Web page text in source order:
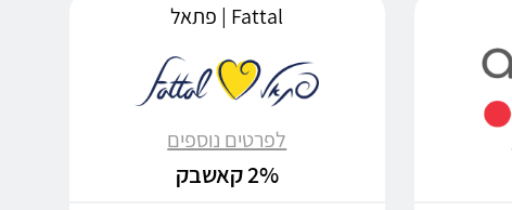
Fattal | פתאל
לפרטים נוספים
2% קאשבק